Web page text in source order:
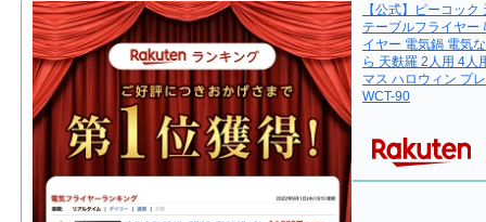
【公式】ピーコッ
テーブルフライヤー
イヤー 電気鍋 電気
ら 天麩羅 2人用 4人
マス ハロウィン プ
WCT-90